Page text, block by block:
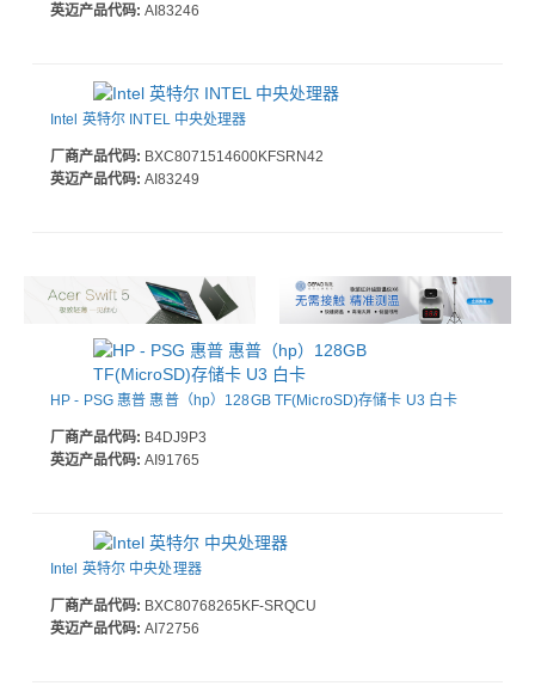
英迈产品代码: AI83246
Intel 英特尔 INTEL 中央处理器
厂商产品代码: BXC8071514600KFSRN42
英迈产品代码: AI83249
HP - PSG 惠普 惠普（hp）128GB TF(MicroSD)存储卡 U3 白卡
厂商产品代码: B4DJ9P3
英迈产品代码: AI91765
Intel 英特尔 中央处理器
厂商产品代码: BXC80768265KF-SRQCU
英迈产品代码: AI72756